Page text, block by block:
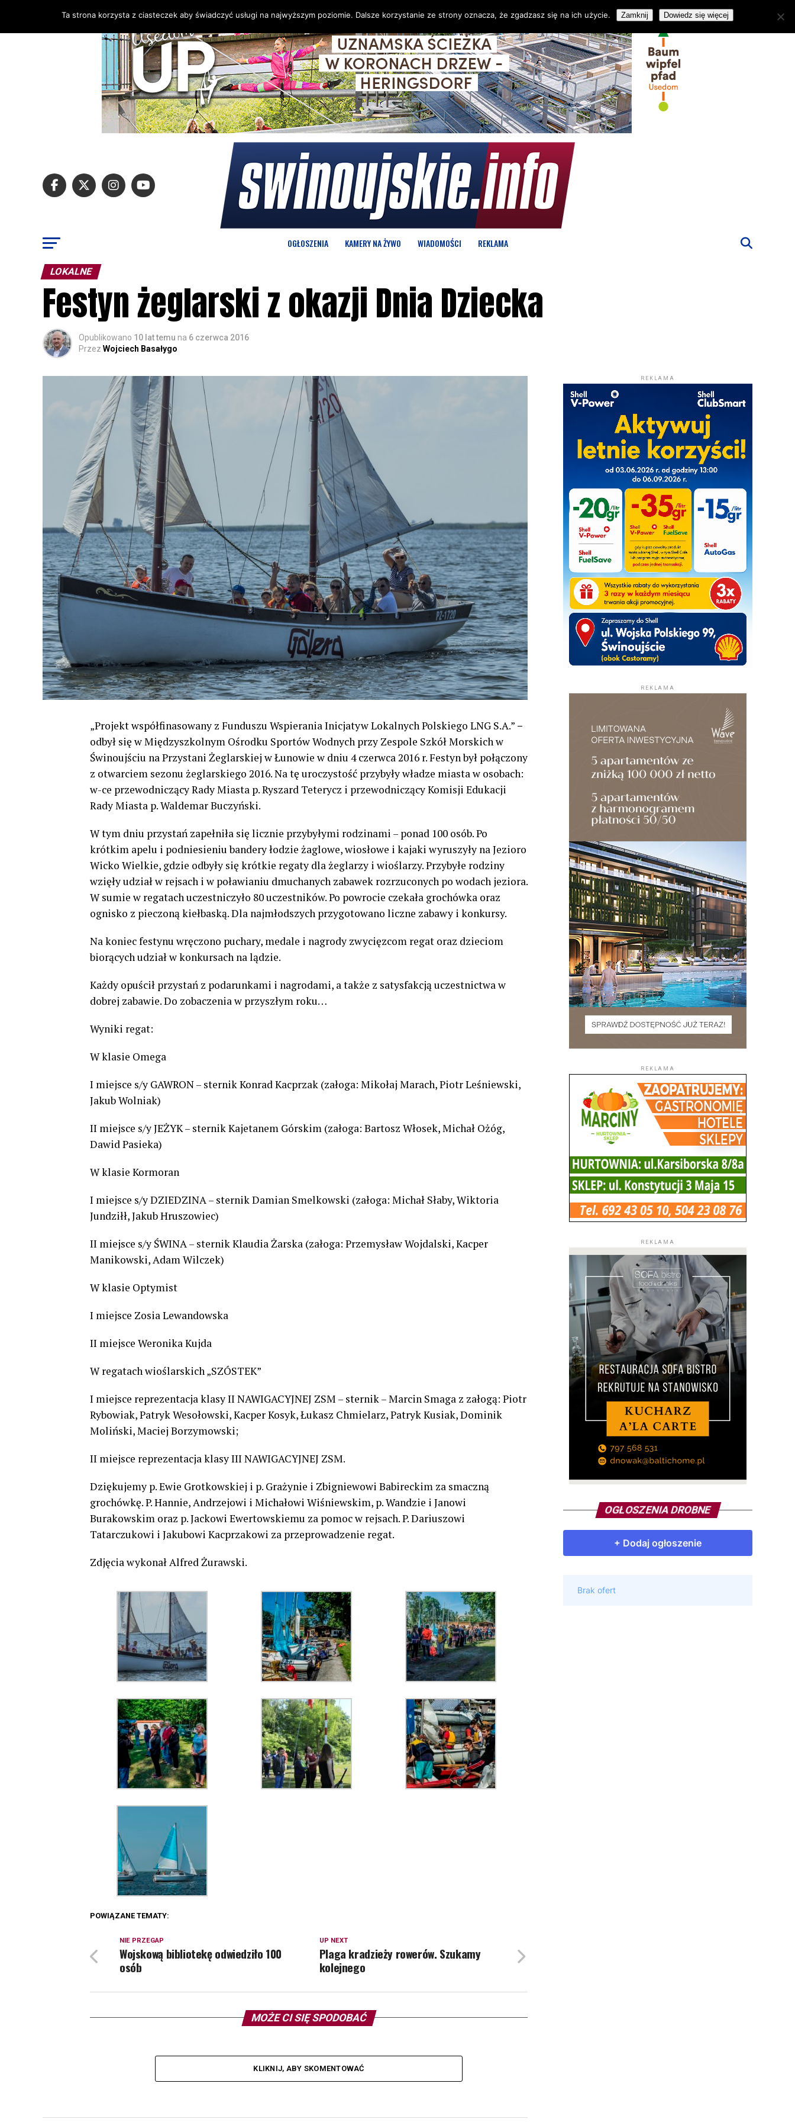
OGŁOSZENIA KAMERY NA ŻYWO WIADOMOŚCI REKLAMA
LOKALNE
Festyn żeglarski z okazji Dnia Dziecka
Opublikowano 10 lat temu na 6 czerwca 2016
Przez Wojciech Basałygo
„Projekt współfinasowany z Funduszu Wspierania Inicjatyw Lokalnych Polskiego LNG S.A.” –
odbył się w Międzyszkolnym Ośrodku Sportów Wodnych przy Zespole Szkół Morskich w
Świnoujściu na Przystani Żeglarskiej w Łunowie w dniu 4 czerwca 2016 r. Festyn był połączony
z otwarciem sezonu żeglarskiego 2016. Na tę uroczystość przybyły władze miasta w osobach:
w-ce przewodniczący Rady Miasta p. Ryszard Teterycz i przewodniczący Komisji Edukacji
Rady Miasta p. Waldemar Buczyński.
W tym dniu przystań zapełniła się licznie przybyłymi rodzinami – ponad 100 osób. Po
krótkim apelu i podniesieniu bandery łodzie żaglowe, wiosłowe i kajaki wyruszyły na Jezioro
Wicko Wielkie, gdzie odbyły się krótkie regaty dla żeglarzy i wioślarzy. Przybyłe rodziny
wzięły udział w rejsach i w poławianiu dmuchanych zabawek rozrzuconych po wodach jeziora.
W sumie w regatach uczestniczyło 80 uczestników. Po powrocie czekała grochówka oraz
ognisko z pieczoną kiełbaską. Dla najmłodszych przygotowano liczne zabawy i konkursy.
Na koniec festynu wręczono puchary, medale i nagrody zwycięzcom regat oraz dzieciom
biorących udział w konkursach na lądzie.
Każdy opuścił przystań z podarunkami i nagrodami, a także z satysfakcją uczestnictwa w
dobrej zabawie. Do zobaczenia w przyszłym roku…
Wyniki regat:
W klasie Omega
I miejsce s/y GAWRON – sternik Konrad Kacprzak (załoga: Mikołaj Marach, Piotr Leśniewski,
Jakub Wolniak)
II miejsce s/y JEŻYK – sternik Kajetanem Górskim (załoga: Bartosz Włosek, Michał Ożóg,
Dawid Pasieka)
W klasie Kormoran
I miejsce s/y DZIEDZINA – sternik Damian Smelkowski (załoga: Michał Słaby, Wiktoria
Jundziłł, Jakub Hruszowiec)
II miejsce s/y ŚWINA – sternik Klaudia Żarska (załoga: Przemysław Wojdalski, Kacper
Manikowski, Adam Wilczek)
W klasie Optymist
I miejsce Zosia Lewandowska
II miejsce Weronika Kujda
W regatach wioślarskich „SZÓSTEK”
I miejsce reprezentacja klasy II NAWIGACYJNEJ ZSM – sternik – Marcin Smaga z załogą: Piotr
Rybowiak, Patryk Wesołowski, Kacper Kosyk, Łukasz Chmielarz, Patryk Kusiak, Dominik
Moliński, Maciej Borzymowski;
II miejsce reprezentacja klasy III NAWIGACYJNEJ ZSM.
Dziękujemy p. Ewie Grotkowskiej i p. Grażynie i Zbigniewowi Babireckim za smaczną
grochówkę. P. Hannie, Andrzejowi i Michałowi Wiśniewskim, p. Wandzie i Janowi
Burakowskim oraz p. Jackowi Ewertowskiemu za pomoc w rejsach. P. Dariuszowi
Tatarczukowi i Jakubowi Kacprzakowi za przeprowadzenie regat.
Zdjęcia wykonał Alfred Żurawski.
POWIĄZANE TEMATY:
UP NEXT
Plaga kradzieży rowerów. Szukamy
kolejnego
NIE PRZEGAP
Wojskową bibliotekę odwiedziło 100
osób
MOŻE CI SIĘ SPODOBAĆ
KLIKNIJ, ABY SKOMENTOWAĆ
REKLAMA
REKLAMA
REKLAMA
REKLAMA
OGŁOSZENIA DROBNE
Ta strona korzysta z ciasteczek aby świadczyć usługi na najwyższym poziomie. Dalsze korzystanie ze strony oznacza, że zgadzasz się na ich użycie. Zamknij Dowiedz się więcej